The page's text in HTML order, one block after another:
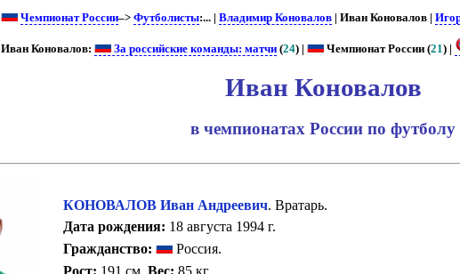
Чемпионат России–>Футболисты:... |Владимир Коновалов | Иван Коновалов |
Иван Коновалов: За российские команды: матчи (24) | Чемпионат России (21) |
Иван Коновалов
в чемпионатах России по футболу
КОНОВАЛОВ Иван Андреевич. Вратарь.
Дата рождения: 18 августа 1994 г.
Гражданство:
Россия.
Рост: 191 см.Вес: 85 кг.